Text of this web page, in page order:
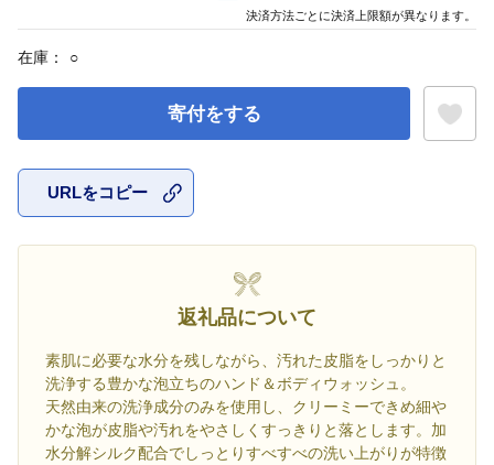
在庫： ○
寄付をする
URLをコピー
返礼品について
素肌に必要な水分を残しながら、汚れた皮脂をしっかりと
洗浄する豊かな泡立ちのハンド＆ボディウォッシュ。
天然由来の洗浄成分のみを使用し、クリーミーできめ細や
かな泡が皮脂や汚れをやさしくすっきりと落とします。加
水分解シルク配合でしっとりすべすべの洗い上がりが特徴
決済方法ごとに決済上限額が異なります。